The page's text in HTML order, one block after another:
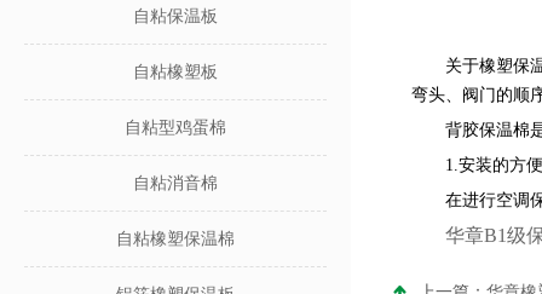
自粘保温板
自粘橡塑板
自粘型鸡蛋棉
自粘消音棉
自粘橡塑保温棉
关于橡塑保
弯头、阀门的顺
背胶保温棉
1.安装的方
在进行空调
华章B1级